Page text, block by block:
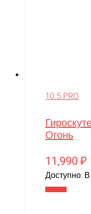
10.5 PRO
Огонь
11,990 ₽
Доступно: В